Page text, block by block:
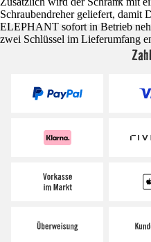
Schraubendreher geliefert, damit
ELEPHANT sofort in Betrieb
zwei Schlüssel im Lieferumfang